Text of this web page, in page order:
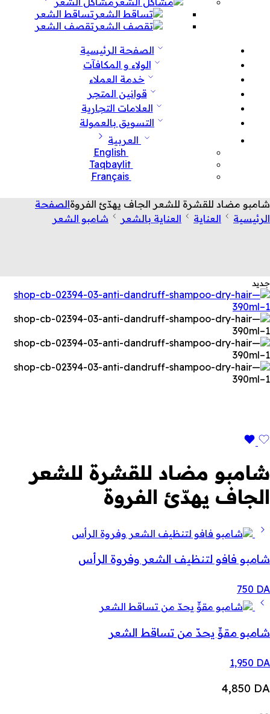
تساقط الشعر
تقصف الشعر
الصفحة الرئيسية
الولاء و المكافآت
خدمة العملاء
قوانين المتجر
العلامات التجارية
التسويق بالعمولة
العربية
English
Taqbaylit
Français
شامبو مضاد للقشرة للشعر الجاف يهدّئ الفروةالصفحة
الرئيسية
العناية العناية بالشعر شامبو الشعر
جديد
شامبو مضاد للقشرة للشعر
الجاف يهدّئ الفروة
شامبو فافو لتنظيف الشعر وفروة الرأس
750 DA
شامبو مقوٍّ يحدّ من تساقط الشعر
1,950 DA
4,850 DA